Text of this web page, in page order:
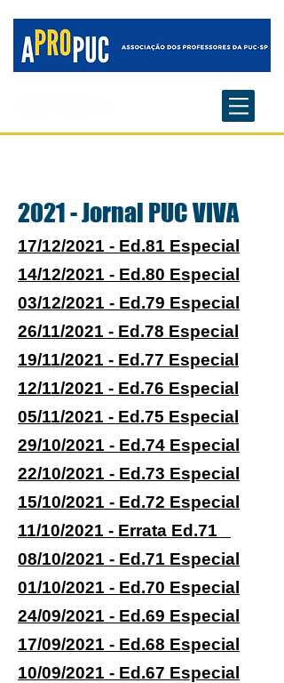
2021 - Jornal PUC VIVA
17/12/2021 - Ed.81 Especial
14/12/2021 - Ed.80 Especial
03/12/2021 - Ed.79 Especial
26/11/2021 - Ed.78 Especial
19/11/2021 - Ed.77 Especial
12/11/2021 - Ed.76 Especial
05/11/2021 - Ed.75 Especial
29/10/2021 - Ed.74 Especial
22/10/2021 - Ed.73 Especial
15/10/2021 - Ed.72 Especial
11/10/2021 - Errata Ed.71
08/10/2021 - Ed.71 Especial
01/10/2021 - Ed.70 Especial
24/09/2021 - Ed.69 Especial
17/09/2021 - Ed.68 Especial
10/09/2021 - Ed.67 Especial